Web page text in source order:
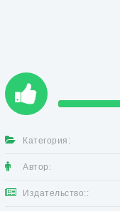
Категория:
Автор:
Издательство::